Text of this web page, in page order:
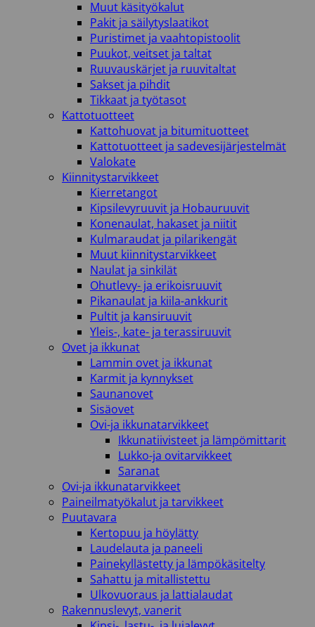
Muut käsityökalut
Pakit ja säilytyslaatikot
Puristimet ja vaahtopistoolit
Puukot, veitset ja taltat
Ruuvauskärjet ja ruuvitaltat
Sakset ja pihdit
Tikkaat ja työtasot
Kattotuotteet
Kattohuovat ja bitumituotteet
Kattotuotteet ja sadevesijärjestelmät
Valokate
Kiinnitystarvikkeet
Kierretangot
Kipsilevyruuvit ja Hobauruuvit
Konenaulat, hakaset ja niitit
Kulmaraudat ja pilarikengät
Muut kiinnitystarvikkeet
Naulat ja sinkilät
Ohutlevy- ja erikoisruuvit
Pikanaulat ja kiila-ankkurit
Pultit ja kansiruuvit
Yleis-, kate- ja terassiruuvit
Ovet ja ikkunat
Lammin ovet ja ikkunat
Karmit ja kynnykset
Saunanovet
Sisäovet
Ovi-ja ikkunatarvikkeet
Ikkunatiivisteet ja lämpömittarit
Lukko-ja ovitarvikkeet
Saranat
Ovi-ja ikkunatarvikkeet
Paineilmatyökalut ja tarvikkeet
Puutavara
Kertopuu ja höylätty
Laudelauta ja paneeli
Painekyllästetty ja lämpökäsitelty
Sahattu ja mitallistettu
Ulkovuoraus ja lattialaudat
Rakennuslevyt, vanerit